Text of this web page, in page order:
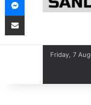
Friday, 7
Pošalji preko E-Maila